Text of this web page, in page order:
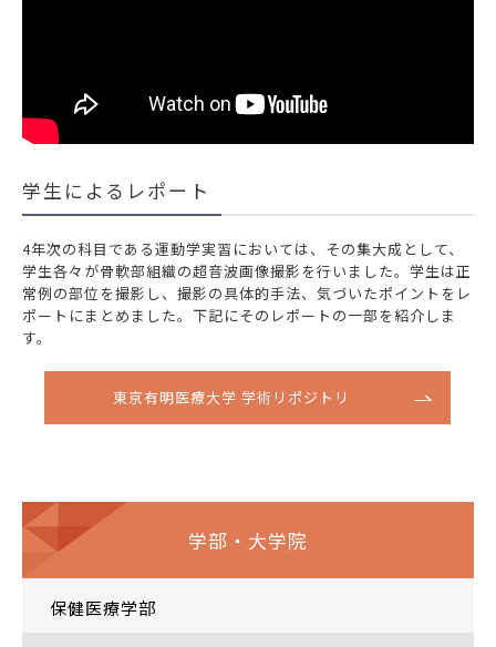
学部・大学院
保健医療学部
学生によるレポート
4年次の科目である運動学実習においては、その集大成として、
学生各々が骨軟部組織の超音波画像撮影を行いました。学生は正
常例の部位を撮影し、撮影の具体的手法、気づいたポイントをレ
ポートにまとめました。下記にそのレポートの一部を紹介しま
す。
東京有明医療大学 学術リポジトリ